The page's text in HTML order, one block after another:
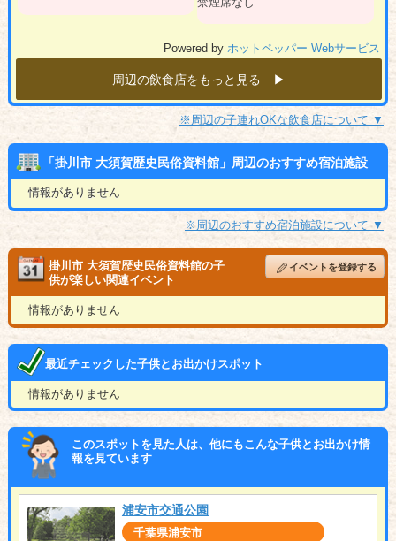
Powered by ホットペッパー Webサービス
周辺の飲食店をもっと見る ▶︎
※周辺の子連れOKな飲食店について ▼
「掛川市 大須賀歴史民俗資料館」周辺のおすすめ宿泊施設
情報がありません
※周辺のおすすめ宿泊施設について ▼
掛川市 大須賀歴史民俗資料館の子
供が楽しい関連イベント
イベントを登録する
情報がありません
最近チェックした子供とお出かけスポット
情報がありません
このスポットを見た人は、他にもこんな子供とお出かけ情
報を見ています
浦安市交通公園
千葉県浦安市